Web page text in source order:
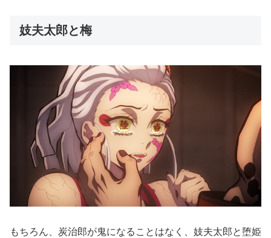
妓夫太郎と梅
もちろん、炭治郎が鬼になることはなく、妓夫太郎と堕姫